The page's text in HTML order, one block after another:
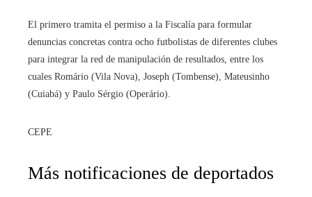
El primero tramita el permiso a la Fiscalía para formular
denuncias concretas contra ocho futbolistas de diferentes clubes
para integrar la red de manipulación de resultados, entre los
cuales Romário (Vila Nova), Joseph (Tombense), Mateusinho
(Cuiabá) y Paulo Sérgio (Operário).
CEPE
Más notificaciones de deportados